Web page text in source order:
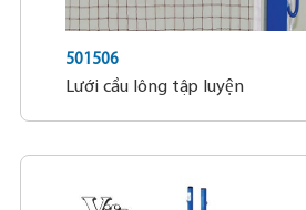
501506
Lưới cầu lông tập luyện